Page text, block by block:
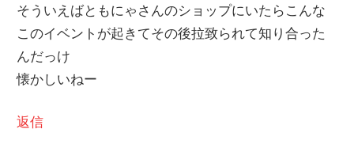
シ
ョ
ン
そういえばともにゃさんのショップにいたらこんな
このイベントが起きてその後拉致られて知り合った
んだっけ
懐かしいねー
返信